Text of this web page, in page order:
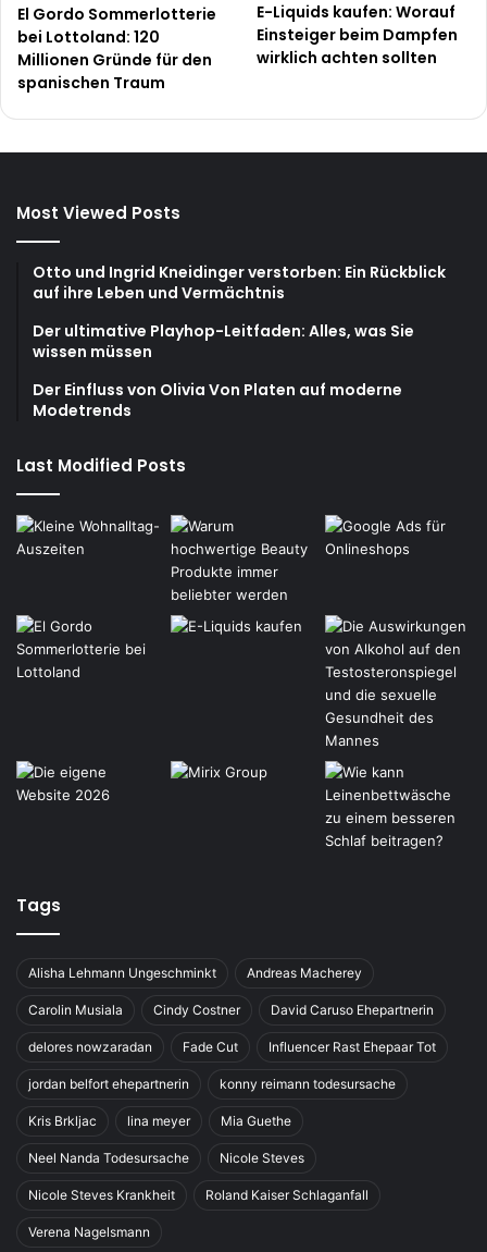
El Gordo Sommerlotterie
bei Lottoland: 120
Millionen Gründe für den
spanischen Traum
E-Liquids kaufen: Worauf
Einsteiger beim Dampfen
wirklich achten sollten
Most Viewed Posts
Otto und Ingrid Kneidinger verstorben: Ein Rückblick
auf ihre Leben und Vermächtnis
Der ultimative Playhop-Leitfaden: Alles, was Sie
wissen müssen
Der Einfluss von Olivia Von Platen auf moderne
Modetrends
Last Modified Posts
Tags
Alisha Lehmann Ungeschminkt Andreas Macherey
Carolin Musiala Cindy Costner David Caruso Ehepartnerin
delores nowzaradan Fade Cut Influencer Rast Ehepaar Tot
jordan belfort ehepartnerin konny reimann todesursache
Kris Brkljac lina meyer Mia Guethe
Neel Nanda Todesursache Nicole Steves
Nicole Steves Krankheit Roland Kaiser Schlaganfall
Verena Nagelsmann